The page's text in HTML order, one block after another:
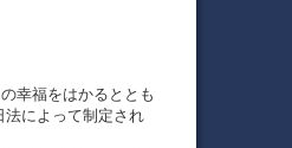
幸福をはかるととも
法によって制定され